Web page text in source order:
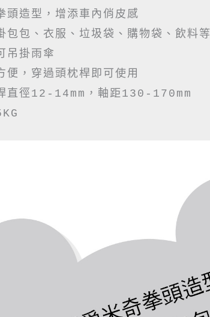
造型，增添車內俏皮感
包、衣服、垃圾袋、購物袋、飲料等
吊掛雨傘
，穿過頭枕桿即可使用
直徑12-14mm，軸距130-170mm